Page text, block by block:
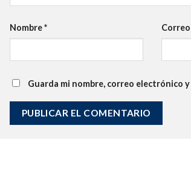
Nombre*
Guarda mi nombre, correo electrónico